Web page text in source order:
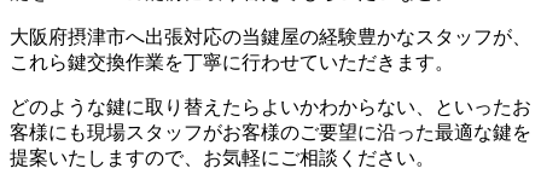
大阪府摂津市へ出張対応の当鍵屋の経験豊かなスタッフが、
これら鍵交換作業を丁寧に行わせていただきます。
どのような鍵に取り替えたらよいかわからない、といったお
客様にも現場スタッフがお客様のご要望に沿った最適な鍵を
提案いたしますので、お気軽にご相談ください。